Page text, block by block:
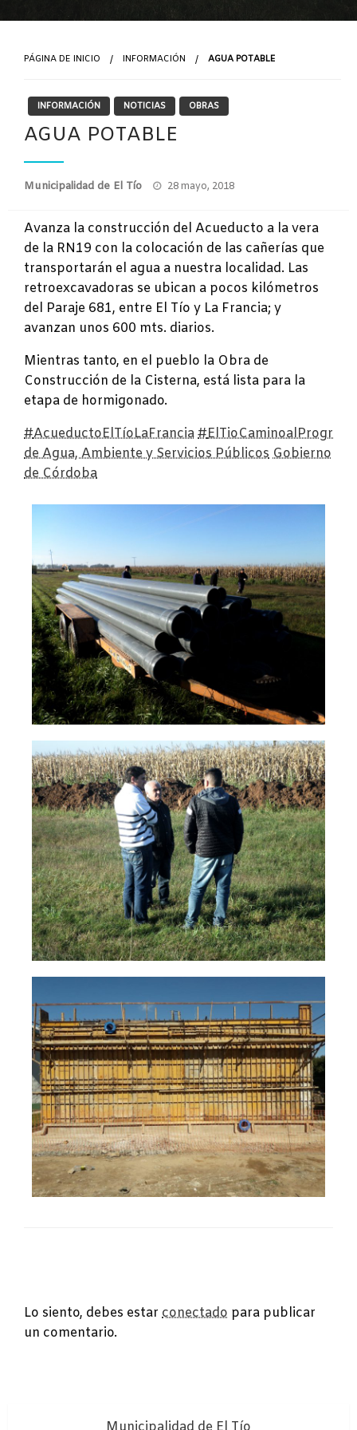
PÁGINA DE INICIO INFORMACIÓN AGUA POTABLE
INFORMACIÓN NOTICIAS OBRAS
AGUA POTABLE
Municipalidad de El Tío
Publicado
28 mayo, 2018
Avanza la construcción del Acueducto a la vera
de la RN19 con la colocación de las cañerías que
transportarán el agua a nuestra localidad. Las
retroexcavadoras se ubican a pocos kilómetros
del Paraje 681, entre El Tío y La Francia; y
avanzan unos 600 mts. diarios.
Mientras tanto, en el pueblo la Obra de
Construcción de la Cisterna, está lista para la
etapa de hormigonado.
#AcueductoElTíoLaFrancia#ElTioCaminoalProgreso
de Agua, Ambiente y Servicios PúblicosGobierno
de Córdoba
Lo siento, debes estar conectado para publicar
un comentario.